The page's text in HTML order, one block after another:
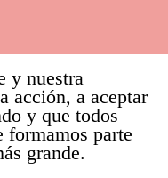
y nuestra
acción, a aceptar
y que todos
formamos parte
grande.